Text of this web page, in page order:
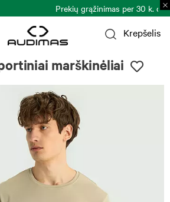
grąžinimas per 30 k. d.Plačiau >
Krepšelis
marškinėliai